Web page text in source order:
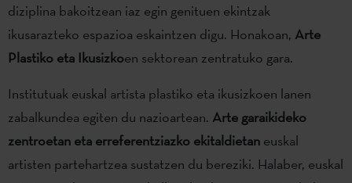
diziplina bakoitzean iaz egin genituen ekintzak
ikusarazteko espazioa eskaintzen digu. Honakoan, Arte
Plastiko eta Ikusizkoen sektorean zentratuko gara.
Institutuak euskal artista plastiko eta ikusizkoen lanen
zabalkundea egiten du nazioartean. Arte garaikideko
zentroetan eta erreferentziazko ekitaldietan euskal
artisten partehartzea sustatzen du bereziki. Halaber, euskal